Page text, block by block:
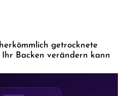
getrocknete
Ihr Backen verändern kann